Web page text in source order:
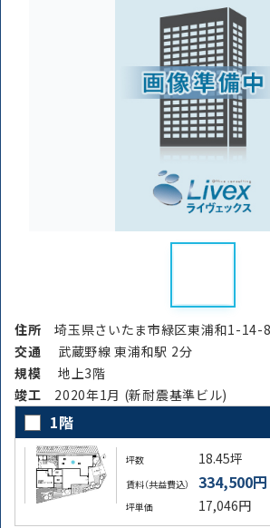
住所埼玉県さいたま市緑区東浦和1-
交通
武蔵野線 東浦和駅 2分
規模
地上3階
竣⼯ 2020年1月 (新耐震基準ビル)
1階
坪数 18.45坪
賃料（共益費込） 334,500円
坪単価 17,046円